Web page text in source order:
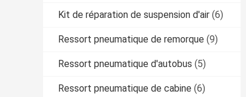
Kit de réparation de suspension d'air (6)
Ressort pneumatique de remorque (9)
Ressort pneumatique d'autobus (5)
Ressort pneumatique de cabine (6)